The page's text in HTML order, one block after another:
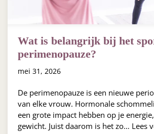
Wat is belangrijk bij het
perimenopauze?
mei 31, 2026
De perimenopauze is een nieuwe
van elke vrouw. Hormonale
een grote impact hebben op je
gewicht. Juist daarom is het zo… Lees